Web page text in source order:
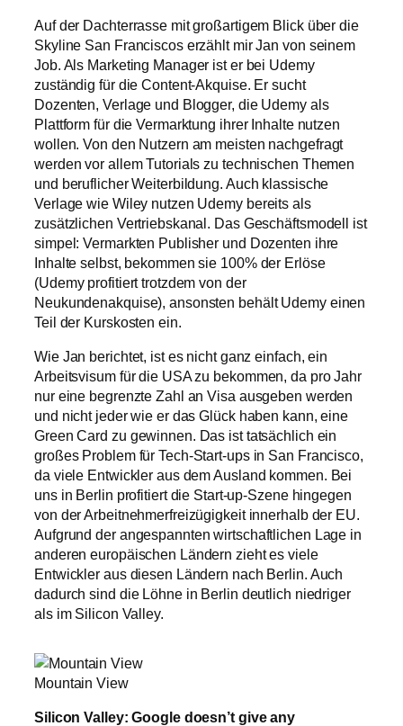
Auf der Dachterrasse mit großartigem Blick über die
Skyline San Franciscos erzählt mir Jan von seinem
Job. Als Marketing Manager ist er bei Udemy
zuständig für die Content-Akquise. Er sucht
Dozenten, Verlage und Blogger, die Udemy als
Plattform für die Vermarktung ihrer Inhalte nutzen
wollen. Von den Nutzern am meisten nachgefragt
werden vor allem Tutorials zu technischen Themen
und beruflicher Weiterbildung. Auch klassische
Verlage wie Wiley nutzen Udemy bereits als
zusätzlichen Vertriebskanal. Das Geschäftsmodell ist
simpel: Vermarkten Publisher und Dozenten ihre
Inhalte selbst, bekommen sie 100% der Erlöse
(Udemy profitiert trotzdem von der
Neukundenakquise), ansonsten behält Udemy einen
Teil der Kurskosten ein.
Wie Jan berichtet, ist es nicht ganz einfach, ein
Arbeitsvisum für die USA zu bekommen, da pro Jahr
nur eine begrenzte Zahl an Visa ausgeben werden
und nicht jeder wie er das Glück haben kann, eine
Green Card zu gewinnen. Das ist tatsächlich ein
großes Problem für Tech-Start-ups in San Francisco,
da viele Entwickler aus dem Ausland kommen. Bei
uns in Berlin profitiert die Start-up-Szene hingegen
von der Arbeitnehmerfreizügigkeit innerhalb der EU.
Aufgrund der angespannten wirtschaftlichen Lage in
anderen europäischen Ländern zieht es viele
Entwickler aus diesen Ländern nach Berlin. Auch
dadurch sind die Löhne in Berlin deutlich niedriger
als im Silicon Valley.
Mountain View
Silicon Valley: Google doesn’t give any